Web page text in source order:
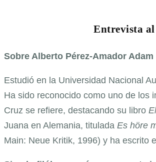
Entrevista
Sobre Alberto Pérez-Amador Adam
Estudió en la Universidad Nacional
Ha sido reconocido como uno de los
Cruz se refiere, destacando su libro
Juana en Alemania, titulada Es höre
Main: Neue Kritik, 1996) y ha escrito